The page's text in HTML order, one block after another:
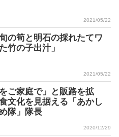
2021/05/22
の筍と明石の採れたてワ
竹の子出汁」
2021/05/22
ご家庭で」と販路を拡
文化を見据える「あかし
隊」隊長
2020/12/29